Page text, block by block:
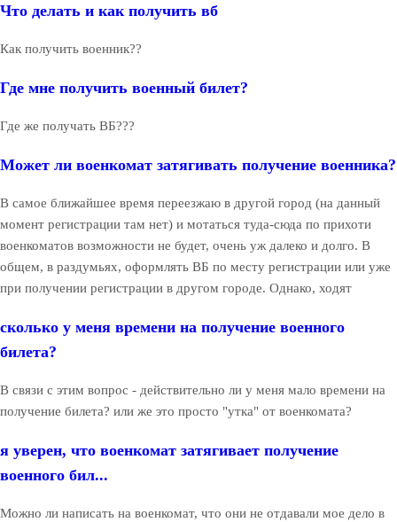
Что делать и как получить вб
Как получить военник??
Где мне получить военный билет?
Где же получать ВБ???
Может ли военкомат затягивать получение военника?
В самое ближайшее время переезжаю в другой город (на данный
момент регистрации там нет) и мотаться туда-сюда по прихоти
военкоматов возможности не будет, очень уж далеко и долго. В
общем, в раздумьях, оформлять ВБ по месту регистрации или уже
при получении регистрации в другом городе. Однако, ходят
сколько у меня времени на получение военного
билета?
В связи с этим вопрос - действительно ли у меня мало времени на
получение билета? или же это просто "утка" от военкомата?
я уверен, что военкомат затягивает получение
военного бил...
Можно ли написать на военкомат, что они не отдавали мое дело в